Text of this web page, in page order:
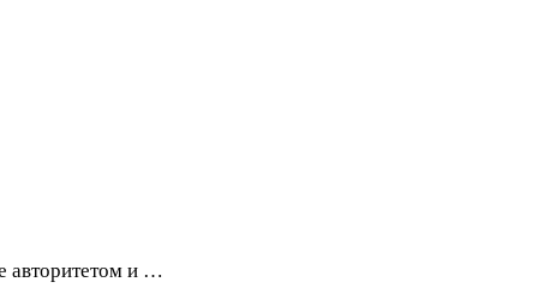
авторитетом и …